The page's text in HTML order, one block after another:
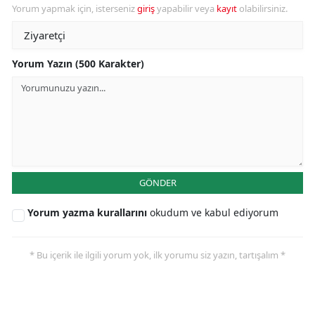
Yorum yapmak için, istersenizgirişyapabilir veya kayıt olabilirsiniz.
Yorum Yazın (500 Karakter)
GÖNDER
Yorum yazma kurallarını okudum ve kabul ediyorum
* Bu içerik ile ilgili yorum yok, ilk yorumu siz yazın, tartışalım *